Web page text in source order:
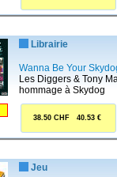
Librairie
Wanna Be Your
Les Diggers & Tony
hommage à Skydog
38.50 CHF 40.53 €
Jeu